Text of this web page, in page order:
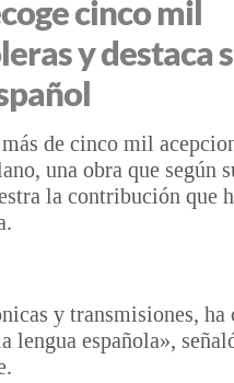
cinco mil
y destaca
de cinco mil
una obra que según
la contribución que
y transmisiones,
lengua española»,